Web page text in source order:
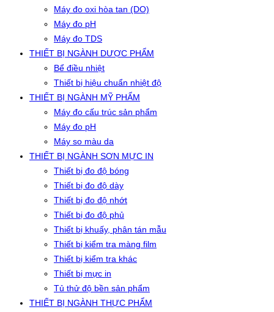
Máy đo oxi hòa tan (DO)
Máy đo pH
Máy đo TDS
THIẾT BỊ NGÀNH DƯỢC PHẨM
Bể điều nhiệt
Thiết bị hiệu chuẩn nhiệt độ
THIẾT BỊ NGÀNH MỸ PHẨM
Máy đo cấu trúc sản phẩm
Máy đo pH
Máy so màu da
THIẾT BỊ NGÀNH SƠN MỰC IN
Thiết bị đo độ bóng
Thiết bị đo độ dày
Thiết bị đo độ nhớt
Thiết bị đo độ phủ
Thiết bị khuấy, phân tán mẫu
Thiết bị kiểm tra màng film
Thiết bị kiểm tra khác
Thiết bị mực in
Tủ thử độ bền sản phẩm
THIẾT BỊ NGÀNH THỰC PHẨM